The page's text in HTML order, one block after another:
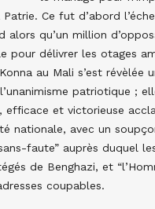
Ce fut d’abord
alors qu’un million
pour délivrer les otages
au Mali s’est
patriotique ;
efficace et victorieuse
nationale, avec un
faute” auprès duquel
de Benghazi, et
coupables.